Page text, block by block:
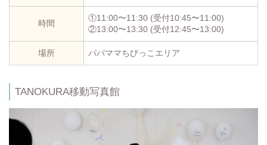
時間
①11:00〜11:30 (受付10:45〜11:00)
②13:00〜13:30 (受付12:45〜13:00)
場所 パパママちびっこエリア
TANOKURA移動写真館